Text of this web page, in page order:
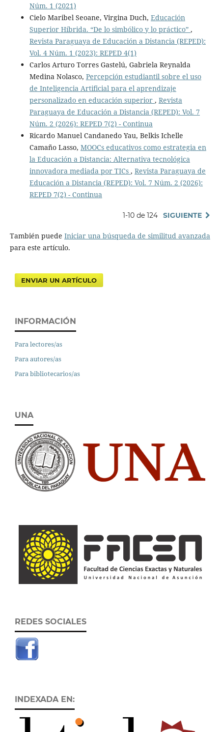
Núm. 1 (2021)
Cielo Maribel Seoane, Virgina Duch, Educación
Superior Híbrida. “De lo simbólico y lo práctico” ,
Revista Paraguaya de Educación a Distancia (REPED):
Vol. 4 Núm. 1 (2023): REPED 4(1)
Carlos Arturo Torres Gastelú, Gabriela Reynalda
Medina Nolasco, Percepción estudiantil sobre el uso
de Inteligencia Artificial para el aprendizaje
personalizado en educación superior , Revista
Paraguaya de Educación a Distancia (REPED): Vol. 7
Núm. 2 (2026): REPED 7(2) - Continua
Ricardo Manuel Candanedo Yau, Belkis Ichelle
Camaño Lasso, MOOCs educativos como estrategia en
la Educación a Distancia: Alternativa tecnológica
innovadora mediada por TICs , Revista Paraguaya de
Educación a Distancia (REPED): Vol. 7 Núm. 2 (2026):
REPED 7(2) - Continua
1-10 de 124 SIGUIENTE
También puede Iniciar una búsqueda de similitud avanzada
para este artículo.
ENVIAR UN ARTÍCULO
INFORMACIÓN
Para lectores/as
Para autores/as
Para bibliotecarios/as
UNA
REDES SOCIALES
INDEXADA EN: